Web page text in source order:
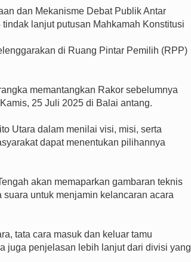
dan Mekanisme Debat Publik Antar
lanjut putusan Mahkamah Konstitusi
di Ruang Pintar Pemilih (RPP)
memantangkan Rakor sebelumnya
25 Juli 2025 di Balai antang.
Utara dalam menilai visi, misi, serta
dapat menentukan pilihannya
akan memaparkan gambaran teknis
untuk menjamin kelancaran acara
tata cara masuk dan keluar tamu
juga penjelasan lebih lanjut dari divisi yang